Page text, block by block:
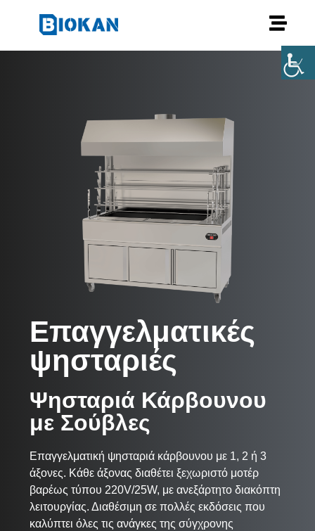
Επαγγελματικές
ψησταριές
Ψησταριά Κάρβουνου
με Σούβλες
Επαγγελματική ψησταριά κάρβουνου με 1, 2 ή 3
άξονες. Κάθε άξονας διαθέτει ξεχωριστό μοτέρ
βαρέως τύπου 220V/25W, με ανεξάρτητο διακόπτη
λειτουργίας. Διαθέσιμη σε πολλές εκδόσεις που
καλύπτει όλες τις ανάγκες της σύγχρονης